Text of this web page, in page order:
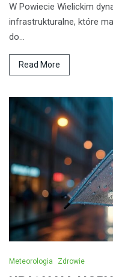
W Powiecie Wielickim
infrastrukturalne, które
do…
Read More
Meteorologia Zdrowie